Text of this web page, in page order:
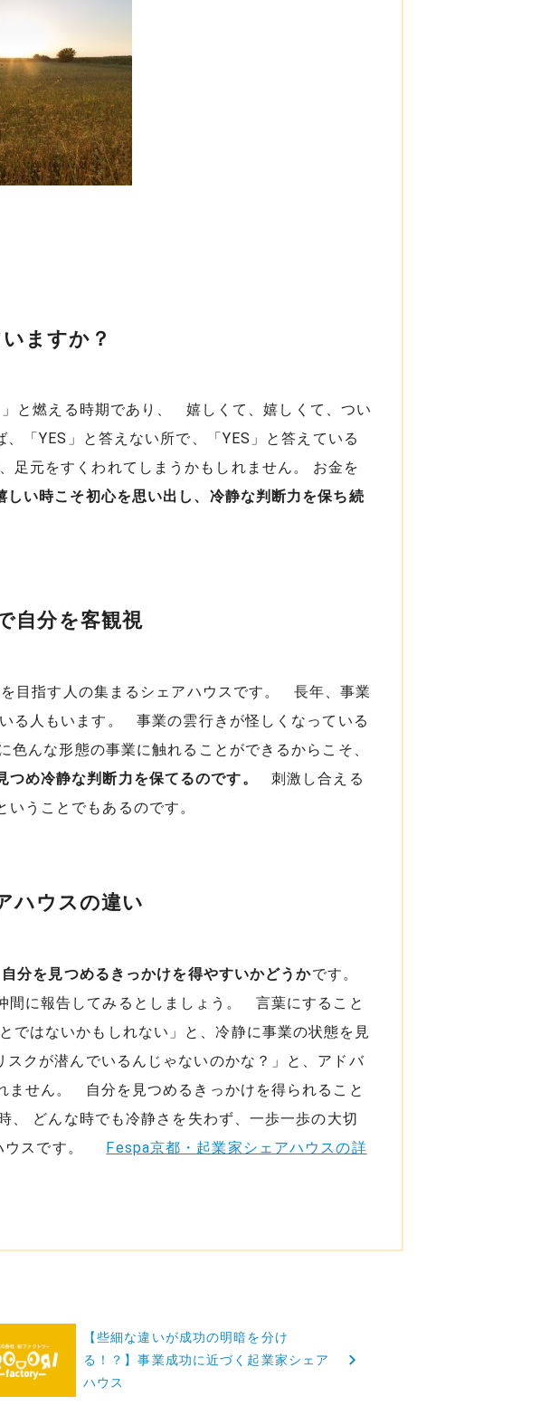
ますか？
と燃える時期であり、 嬉しくて、嬉しくて、つい
「YES」と答えない所で、「YES」と答えている
足元をすくわれてしまうかもしれません。 お金を
しい時こそ初心を思い出し、冷静な判断力を保ち続
自分を客観視
目指す人の集まるシェアハウスです。 長年、事業
る人もいます。 事業の雲行きが怪しくなっている
んな形態の事業に触れることができるからこそ、
め冷静な判断力を保てるのです。
刺激し合える
いうことでもあるのです。
ハウスの違い
自分を見つめるきっかけを得やすいかどうかです。
間に報告してみるとしましょう。 言葉にすること
ではないかもしれない」と、冷静に事業の状態を見
クが潜んでいるんじゃないのかな？」と、アドバ
ません。 自分を見つめるきっかけを得られること
どんな時でも冷静さを失わず、一歩一歩の大切
ウスです。 Fespa京都・起業家シェアハウスの詳
【些細な違いが成功の明暗を分け
る！？】事業成功に近づく起業家シェア
ハウス